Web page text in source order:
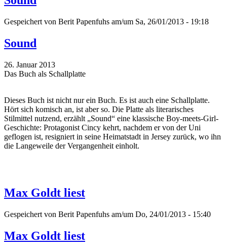
Gespeichert von Berit Papenfuhs am/um Sa, 26/01/2013 - 19:18
Sound
26. Januar 2013
Das Buch als Schallplatte
Dieses Buch ist nicht nur ein Buch. Es ist auch eine Schallplatte.
Hört sich komisch an, ist aber so. Die Platte als literarisches
Stilmittel nutzend, erzählt „Sound“ eine klassische Boy-meets-Girl-
Geschichte: Protagonist Cincy kehrt, nachdem er von der Uni
geflogen ist, resigniert in seine Heimatstadt in Jersey zurück, wo ihn
die Langeweile der Vergangenheit einholt.
Max Goldt liest
Gespeichert von Berit Papenfuhs am/um Do, 24/01/2013 - 15:40
Max Goldt liest